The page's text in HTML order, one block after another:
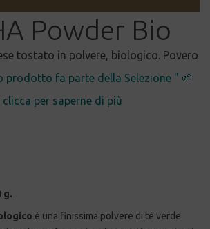
Powder Bio
tostato in polvere, biologico. Povero
prodotto fa parte della Selezione " 🌱
per saperne di più
g.
è una finissima polvere di tè verde